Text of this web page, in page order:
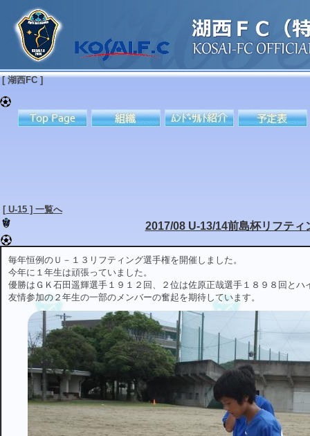
[ 湖西FC ]
[ U-15 ] 一覧へ
2017/08 U-13/14前島杯リフティ
毎年恒例のＵ－１３リフティング選手権を開催しました。
今年に１年生は頑張っていました。
優勝はＧＫ石田遥輝選手１９１２回、２位は佐原正哉選手１８９８回とハ
友情参加の２年生の一部のメンバーの奮起を期待しています。